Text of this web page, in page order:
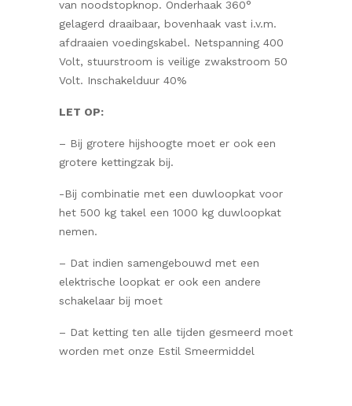
van noodstopknop. Onderhaak 360°
gelagerd draaibaar, bovenhaak vast i.v.m.
afdraaien voedingskabel. Netspanning 400
Volt, stuurstroom is veilige zwakstroom 50
Volt. Inschakelduur 40%
LET OP:
– Bij grotere hijshoogte moet er ook een
grotere kettingzak bij.
-Bij combinatie met een duwloopkat voor
het 500 kg takel een 1000 kg duwloopkat
nemen.
– Dat indien samengebouwd met een
elektrische loopkat er ook een andere
schakelaar bij moet
– Dat ketting ten alle tijden gesmeerd moet
worden met onze Estil Smeermiddel